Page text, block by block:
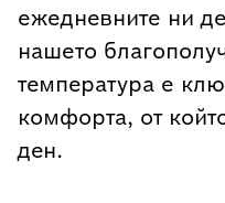
ежедневните ни
нашето
температура е
комфорта, от
ден.